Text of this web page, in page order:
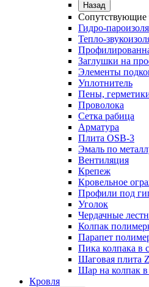
Назад
Сопутствующие
Гидро-
Тепло-
Заглушки на
Элементы
Уплотнитель
Пены,
Проволока
Сетка рабица
Арматура
Плита OSB-3
Эмаль по
Вентиляция
Крепеж
Кровельное
Профили под
Уголок
Чердачные
Колпак
Парапет
Пика колпака в
Шаговая плита
Шар на колпак
Кровля